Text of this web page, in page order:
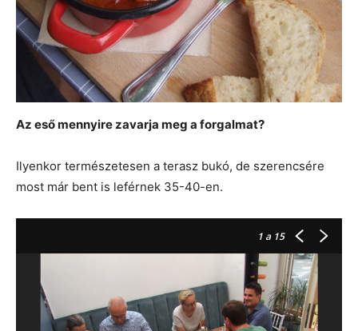
Az eső mennyire zavarja meg a forgalmat?
Ilyenkor természetesen a terasz bukó, de szerencsére
most már bent is leférnek 35-40-en.
1 a 15